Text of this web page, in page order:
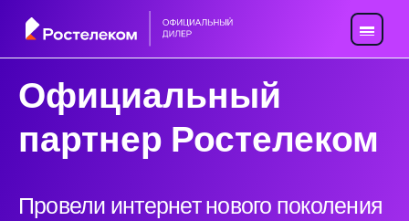
Официальный
партнер Ростелеком
Провели интернет нового поколения